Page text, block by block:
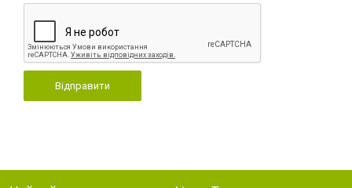
Відправити